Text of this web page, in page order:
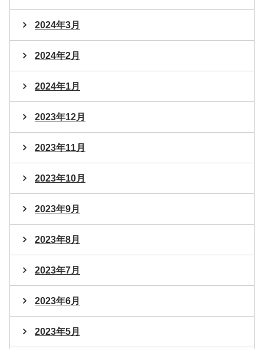
2024年3月
2024年2月
2024年1月
2023年12月
2023年11月
2023年10月
2023年9月
2023年8月
2023年7月
2023年6月
2023年5月